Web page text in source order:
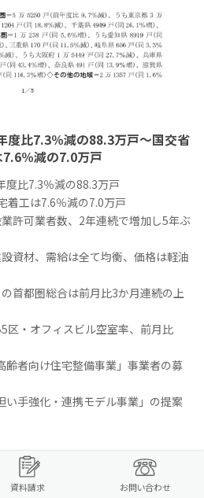
度比7.3％減の88.3万戸～国交省
％減の7.0万戸
比7.3％減の88.3万戸
着工は7.6％減の7.0万戸
許可業者数、2年連続で増加し5年ぶ
資材、需給は全て均衡、価格は軽油
首都圏総合は前月比3か月連続の上
・オフィスビル空室率、前月比
者向け住宅整備事業」事業者の募
手強化・連携モデル事業」の提案
week/data/200515NO0348.p
資料請求 お問い合わせ